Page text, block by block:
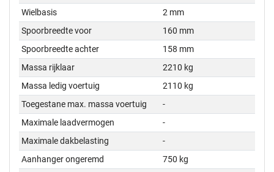
Wielbasis
2 mm
Spoorbreedte voor
160 mm
Spoorbreedte achter
158 mm
Massa rijklaar
2210 kg
Massa ledig voertuig
2110 kg
Toegestane max. massa voertuig
-
Maximale laadvermogen
-
Maximale dakbelasting
-
Aanhanger ongeremd
750 kg